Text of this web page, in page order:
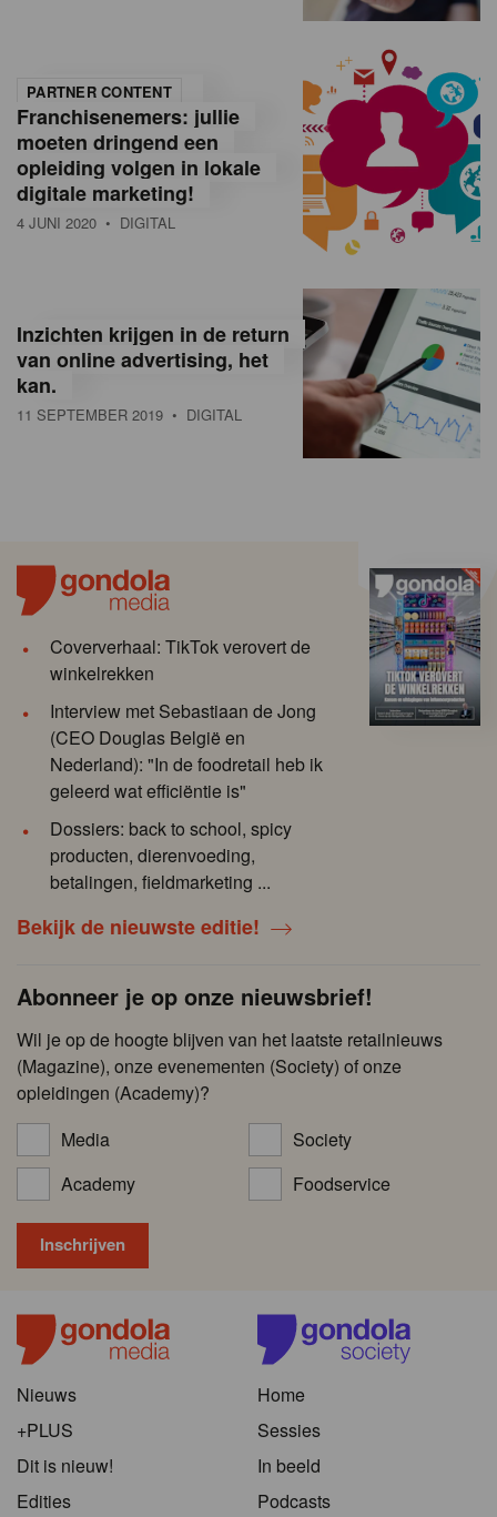
PARTNER CONTENT
Franchisenemers: jullie
moeten dringend een
opleiding volgen in lokale
digitale marketing!
4 JUNI 2020 • DIGITAL
Inzichten krijgen in de return
van online advertising, het
kan.
11 SEPTEMBER 2019 • DIGITAL
Coververhaal: TikTok verovert de
winkelrekken
Interview met Sebastiaan de Jong
(CEO Douglas België en
Nederland): "In de foodretail heb ik
geleerd wat efficiëntie is"
Dossiers: back to school, spicy
producten, dierenvoeding,
betalingen, fieldmarketing ...
Bekijk de nieuwste editie!
Abonneer je op onze nieuwsbrief!
Wil je op de hoogte blijven van het laatste retailnieuws
(Magazine), onze evenementen (Society) of onze
opleidingen (Academy)?
Media
Society
Academy
Foodservice
Nieuws
+PLUS
Dit is nieuw!
Edities
Home
Sessies
In beeld
Podcasts